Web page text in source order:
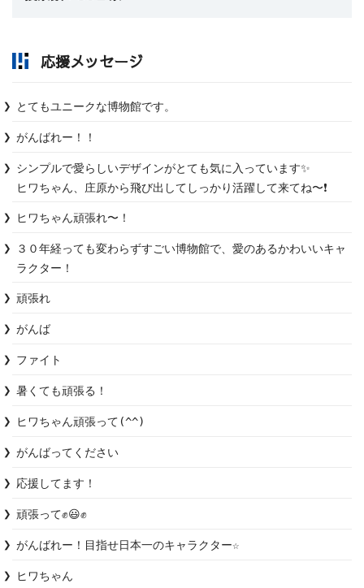
応援メッセージ
とてもユニークな博物館です。
がんばれー！！
シンプルで愛らしいデザインがとても気に入っています✨
ヒワちゃん、庄原から飛び出してしっかり活躍して来てね〜❗️
ヒワちゃん頑張れ〜！
３０年経っても変わらずすごい博物館で、愛のあるかわいいキャ
ラクター！
頑張れ
がんば
ファイト
暑くても頑張る！
ヒワちゃん頑張って(^^)
がんばってください
応援してます！
頑張って✊😃✊
がんばれー！目指せ日本一のキャラクター☆
ヒワちゃん